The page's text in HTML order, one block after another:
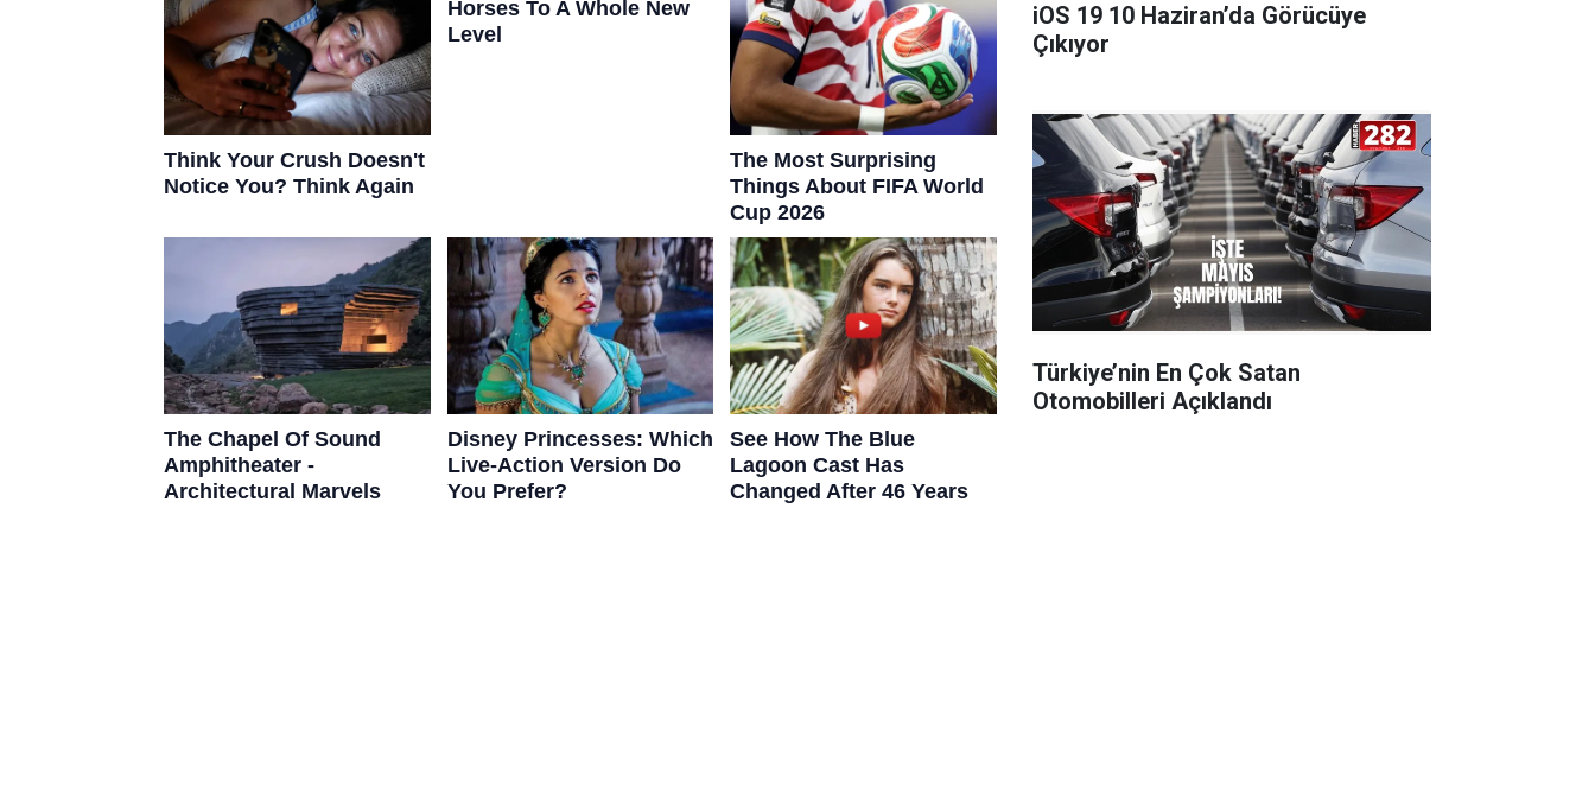
iOS 19 10 Haziran’da Görücüye
Çıkıyor
Türkiye’nin En Çok Satan
Otomobilleri Açıklandı